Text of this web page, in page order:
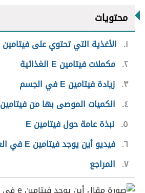
محتويات
١
الأغذية التي تحتوي على فيتامين E
٢ مكملات فيتامين E الغذائية
٣ زيادة فيتامين E في الجسم
٤
الكميات الموصى بها من فيتامين E
٥ نبذة عامة حول فيتامين E
٦ فيديو أين يوجد فيتامين E في الغذاء؟
٧ المراجع